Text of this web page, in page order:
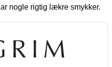
nogle rigtig lækre smykker.